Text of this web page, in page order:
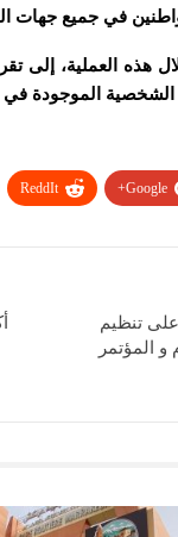
في جميع جهات
هذه العملية،
الشخصية الموجودة
Google+
ReddIt
على تنظيم
و المؤتمر